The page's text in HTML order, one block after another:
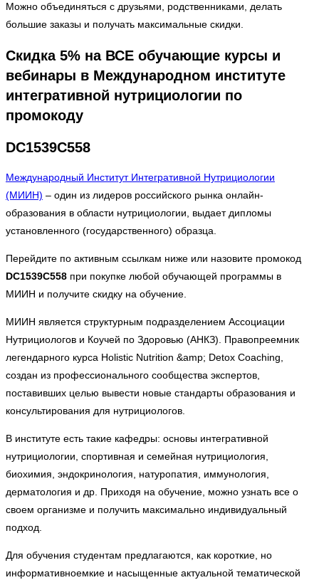
Можно объединяться с друзьями, родственниками, делать
большие заказы и получать максимальные скидки.
Скидка 5% на ВСЕ обучающие курсы и
вебинары в Международном институте
интегративной нутрициологии по
промокоду
DC1539C558
Международный Институт Интегративной Нутрициологии
(МИИН) – один из лидеров российского рынка онлайн-
образования в области нутрициологии, выдает дипломы
установленного (государственного) образца.
Перейдите по активным ссылкам ниже или назовите промокод
DC1539C558 при покупке любой обучающей программы в
МИИН и получите скидку на обучение.
МИИН является структурным подразделением Ассоциации
Нутрициологов и Коучей по Здоровью (АНКЗ). Правопреемник
легендарного курса Holistic Nutrition &amp; Detox Coaching,
создан из профессионального сообщества экспертов,
поставивших целью вывести новые стандарты образования и
консультирования для нутрициологов.
В институте есть такие кафедры: основы интегративной
нутрициологии, спортивная и семейная нутрициология,
биохимия, эндокринология, натуропатия, иммунология,
дерматология и др. Приходя на обучение, можно узнать все о
своем организме и получить максимально индивидуальный
подход.
Для обучения студентам предлагаются, как короткие, но
информативноемкие и насыщенные актуальной тематической